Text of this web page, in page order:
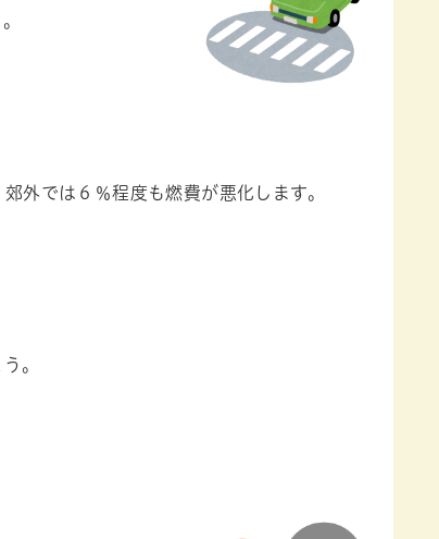
外では６％程度も燃費が悪化します。
。